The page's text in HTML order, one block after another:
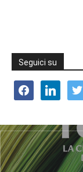
Seguici su
facebooklinkedin